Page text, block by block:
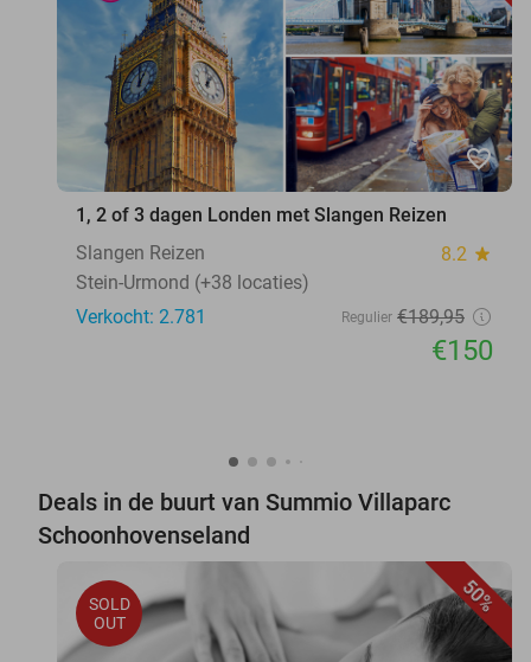
favorite_border
1, 2 of 3 dagen Londen met Slangen Reizen
Slangen Reizen
8.2 star
Stein-Urmond (+38 locaties)
Verkocht: 2.781
Regulier €189,95
€150
Deals in de buurt van Summio Villaparc
Schoonhovenseland
50%
SOLD
OUT